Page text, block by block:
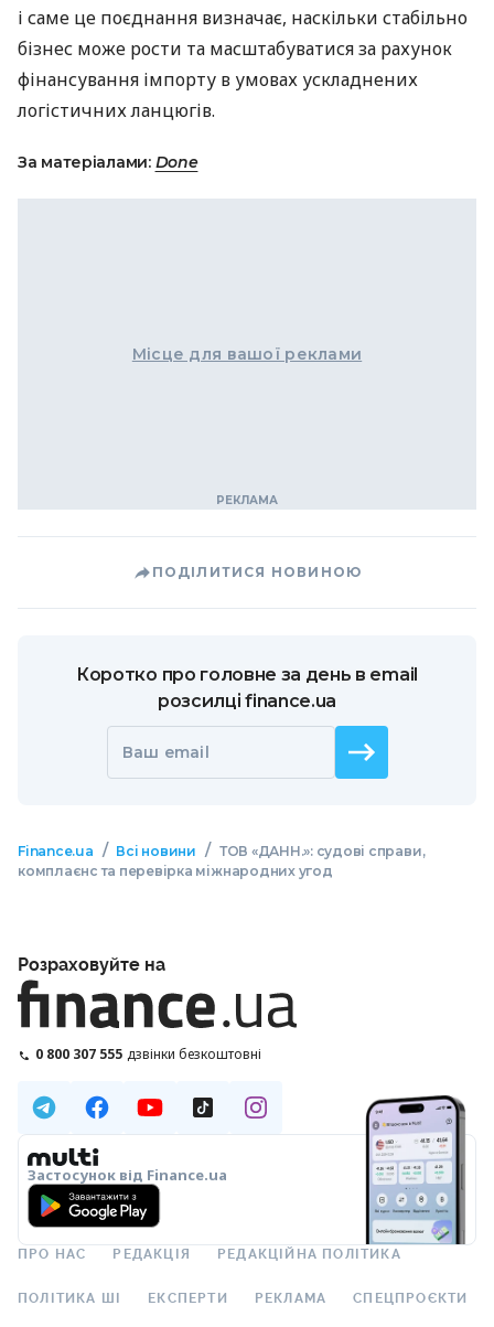
і саме це поєднання визначає, наскільки стабільно
бізнес може рости та масштабуватися за рахунок
фінансування імпорту в умовах ускладнених
логістичних ланцюгів.
За матеріалами: Done
Місце для вашої реклами
ПОДІЛИТИСЯ НОВИНОЮ
Коротко про головне за день в email
розсилці finance.ua
Ваш email
Finance.ua / Всі новини / ТОВ «ДАНН.»: судові справи,
комплаєнс та перевірка міжнародних угод
Розраховуйте на
0 800 307 555 дзвінки безкоштовні
Застосунок від Finance.ua
ПРО НАС РЕДАКЦІЯ РЕДАКЦІЙНА ПОЛІТИКА
ПОЛІТИКА ШІ ЕКСПЕРТИ РЕКЛАМА СПЕЦПРОЄКТИ